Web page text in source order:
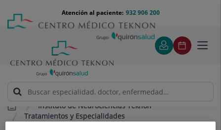
contenido
Menú
teléfono
cabecera
932 906 200
Atención al paciente:
Instituto de Neurociencias Teknon
Tratamientos y Especialidades